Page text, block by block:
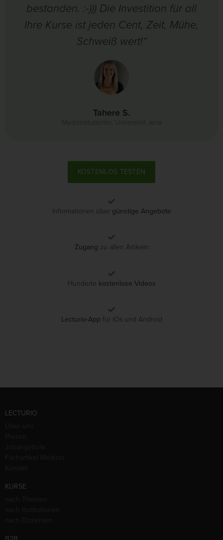
bestanden. :-))) Die Investition für all
Ihre Kurse ist jeden Cent, Zeit, Mühe,
Schweiß wert!“
Tahere S.
Medizinstudentin, Universität Jena
KOSTENLOS TESTEN
Informationen über günstige Angebote
Zugang zu allen Artikeln
Hunderte kostenlose Videos
Lecturio-App für iOs und Android
LECTURIO
KURSE